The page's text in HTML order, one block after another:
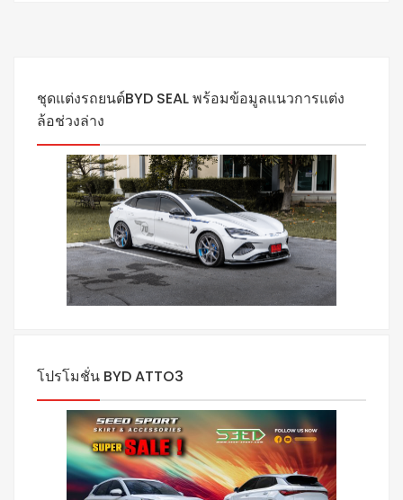
ชุดแต่งรถยนต์BYD SEAL พร้อมข้อมูลแนวการแต่ง
ล้อช่วงล่าง
โปรโมชั่น BYD ATTO3